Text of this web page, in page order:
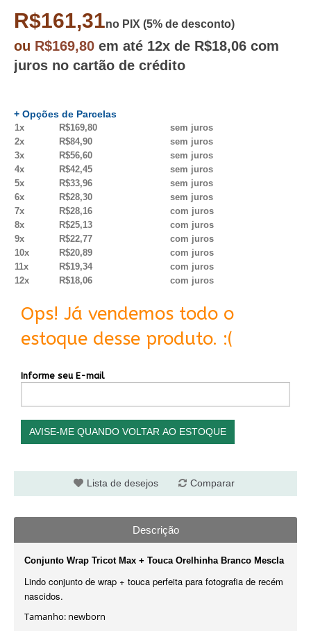
R$161,31no PIX (5% de desconto)
ou R$169,80 em até 12x de R$18,06 com
juros no cartão de crédito
+ Opções de Parcelas
1x R$169,80
sem juros
2x
R$84,90
sem juros
3x
R$56,60
sem juros
4x
R$42,45
sem juros
5x
R$33,96
sem juros
6x
R$28,30
sem juros
7x
R$28,16
com juros
8x
R$25,13
com juros
9x
R$22,77
com juros
10x
R$20,89
com juros
11x
R$19,34
com juros
12x
R$18,06 com juros
Ops! Já vendemos todo o
estoque desse produto. :(
Informe seu E-mail
AVISE-ME QUANDO VOLTAR AO ESTOQUE
Lista de desejos Comparar
Descrição
Conjunto Wrap Tricot Max + Touca Orelhinha Branco Mescla
Lindo conjunto de wrap + touca perfeita para fotografia de recém
nascidos.
Tamanho: newborn